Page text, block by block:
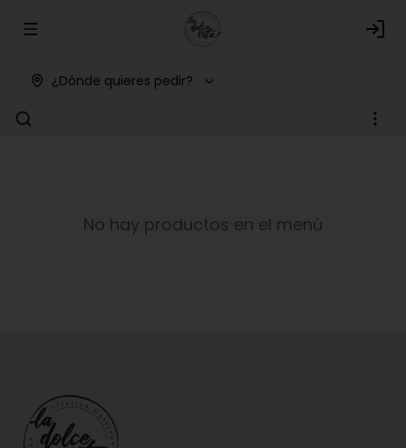
Abrir menu de navegación Login
¿Dónde quieres pedir?
No hay productos en el menú